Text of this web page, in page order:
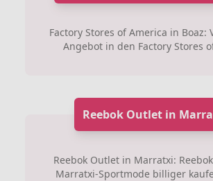
Factory Stores of America in Boaz:
Angebot in den Factory Stores
Reebok Outlet in
Reebok Outlet in Marratxi:
Marratxi-Sportmode billiger